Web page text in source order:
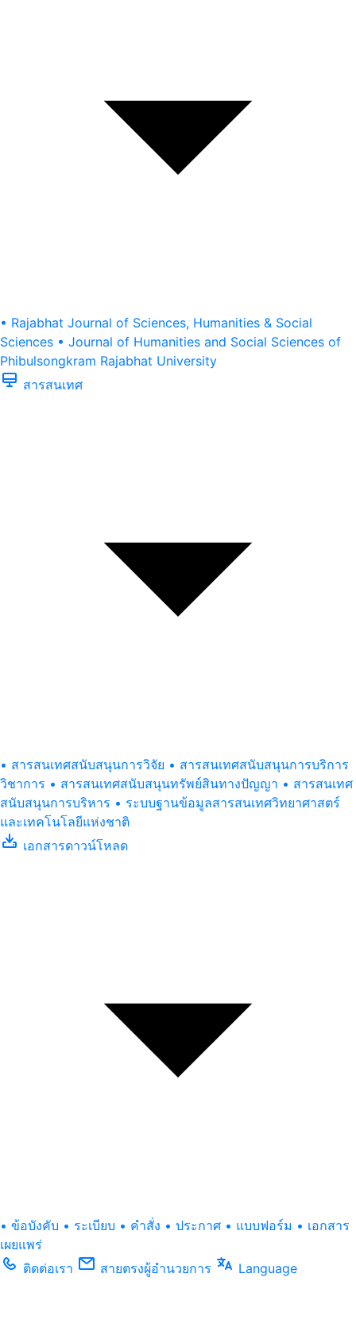
• Rajabhat Journal of Sciences, Humanities & Social
Sciences • Journal of Humanities and Social Sciences of
Phibulsongkram Rajabhat University
สารสนเทศ
• สารสนเทศสนับสนุนการวิจัย • สารสนเทศสนับสนุนการบริการ
วิชาการ • สารสนเทศสนับสนุนทรัพย์สินทางปัญญา • สารสนเทศ
สนับสนุนการบริหาร • ระบบฐานข้อมูลสารสนเทศวิทยาศาสตร์
และเทคโนโลยีแห่งชาติ
เอกสารดาวน์โหลด
• ข้อบังคับ • ระเบียบ • คำสั่ง • ประกาศ • แบบฟอร์ม • เอกสาร
เผยแพร่
ติดต่อเรา
สายตรงผู้อำนวยการ Language